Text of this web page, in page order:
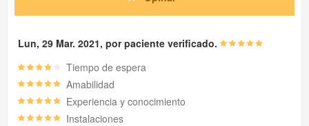
Lun, 29 Mar. 2021, por paciente verificado.
Tiempo de espera
Amabilidad
Experiencia y conocimiento
Instalaciones